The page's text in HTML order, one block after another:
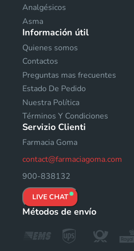
Analgésicos
Asma
Información útil
Quienes somos
Contactos
Preguntas mas frecuentes
Estado De Pedido
Nuestra Política
Términos Y Condiciones
Servizio Clienti
Farmacia Goma
contact@farmaciagoma.com
900-838132
LIVE CHAT
Métodos de envío